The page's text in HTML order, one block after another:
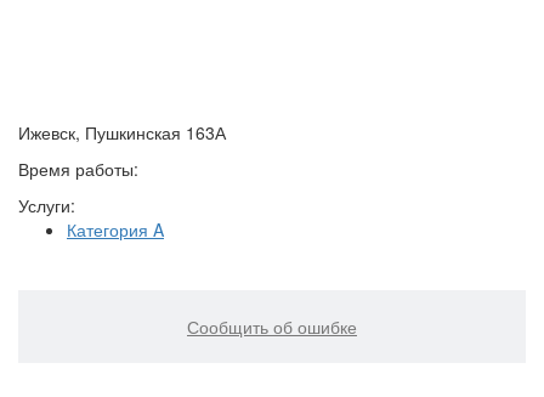
Ижевск, Пушкинская 163А
Время работы:
Услуги:
Категория A
Сообщить об ошибке